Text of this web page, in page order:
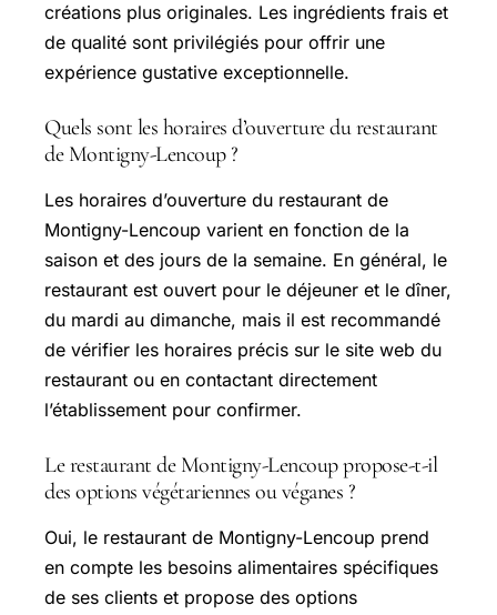
créations plus originales. Les ingrédients frais et
de qualité sont privilégiés pour offrir une
expérience gustative exceptionnelle.
Quels sont les horaires d’ouverture du restaurant
de Montigny-Lencoup ?
Les horaires d’ouverture du restaurant de
Montigny-Lencoup varient en fonction de la
saison et des jours de la semaine. En général, le
restaurant est ouvert pour le déjeuner et le dîner,
du mardi au dimanche, mais il est recommandé
de vérifier les horaires précis sur le site web du
restaurant ou en contactant directement
l’établissement pour confirmer.
Le restaurant de Montigny-Lencoup propose-t-il
des options végétariennes ou véganes ?
Oui, le restaurant de Montigny-Lencoup prend
en compte les besoins alimentaires spécifiques
de ses clients et propose des options